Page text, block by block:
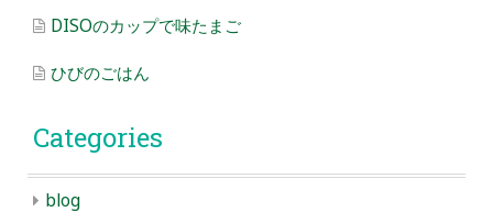
DISOのカップで味たまご
ひびのごはん
Categories
blog